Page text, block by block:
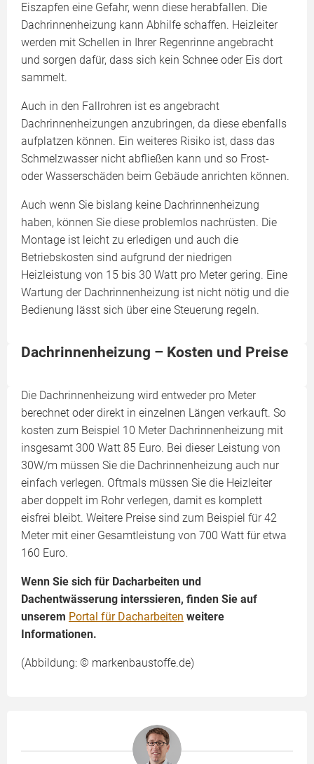
Eiszapfen eine Gefahr, wenn diese herabfallen. Die
Dachrinnenheizung kann Abhilfe schaffen. Heizleiter
werden mit Schellen in Ihrer Regenrinne angebracht
und sorgen dafür, dass sich kein Schnee oder Eis dort
sammelt.
Auch in den Fallrohren ist es angebracht
Dachrinnenheizungen anzubringen, da diese ebenfalls
aufplatzen können. Ein weiteres Risiko ist, dass das
Schmelzwasser nicht abfließen kann und so Frost-
oder Wasserschäden beim Gebäude anrichten können.
Auch wenn Sie bislang keine Dachrinnenheizung
haben, können Sie diese problemlos nachrüsten. Die
Montage ist leicht zu erledigen und auch die
Betriebskosten sind aufgrund der niedrigen
Heizleistung von 15 bis 30 Watt pro Meter gering. Eine
Wartung der Dachrinnenheizung ist nicht nötig und die
Bedienung lässt sich über eine Steuerung regeln.
Dachrinnenheizung – Kosten und Preise
Die Dachrinnenheizung wird entweder pro Meter
berechnet oder direkt in einzelnen Längen verkauft. So
kosten zum Beispiel 10 Meter Dachrinnenheizung mit
insgesamt 300 Watt 85 Euro. Bei dieser Leistung von
30W/m müssen Sie die Dachrinnenheizung auch nur
einfach verlegen. Oftmals müssen Sie die Heizleiter
aber doppelt im Rohr verlegen, damit es komplett
eisfrei bleibt. Weitere Preise sind zum Beispiel für 42
Meter mit einer Gesamtleistung von 700 Watt für etwa
160 Euro.
Wenn Sie sich für Dacharbeiten und
Dachentwässerung interssieren, finden Sie auf
unserem Portal für Dacharbeiten weitere
Informationen.
(Abbildung: © markenbaustoffe.de)